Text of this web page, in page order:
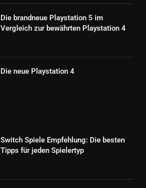
Die brandneue Playstation 5 im
Vergleich zur bewährten Playstation 4
Die neue Playstation 4
Switch Spiele Empfehlung: Die besten
Tipps für jeden Spielertyp